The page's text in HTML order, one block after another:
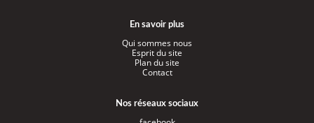
En savoir plus
Qui sommes nous
Esprit du site
Plan du site
Contact
Nos réseaux sociaux